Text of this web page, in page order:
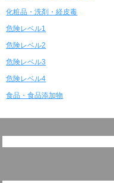
化粧品・洗剤・経皮毒
危険レベル1
危険レベル2
危険レベル3
危険レベル4
食品・食品添加物